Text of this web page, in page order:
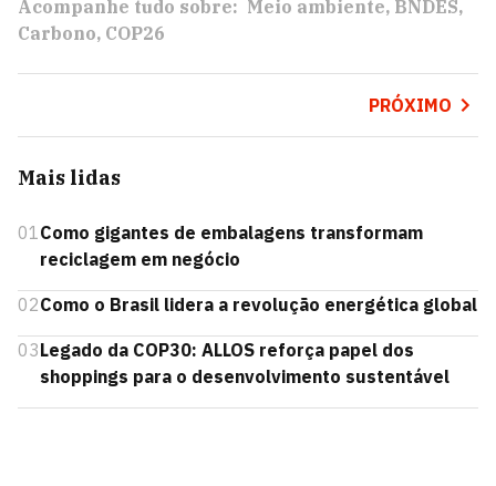
Acompanhe tudo sobre: Meio ambiente BNDES
Carbono COP26
PRÓXIMO
Mais lidas
01Como gigantes de embalagens transformam
reciclagem em negócio
02Como o Brasil lidera a revolução energética global
03Legado da COP30: ALLOS reforça papel dos
shoppings para o desenvolvimento sustentável